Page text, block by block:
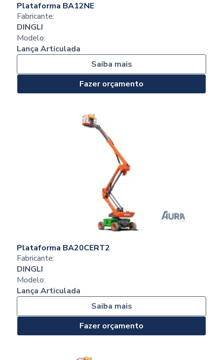
Plataforma BA12NE
Fabricante:
DINGLI
Modelo:
Lança Articulada
Saiba mais
Fazer orçamento
Plataforma BA20CERT2
Fabricante:
DINGLI
Modelo:
Lança Articulada
Saiba mais
Fazer orçamento